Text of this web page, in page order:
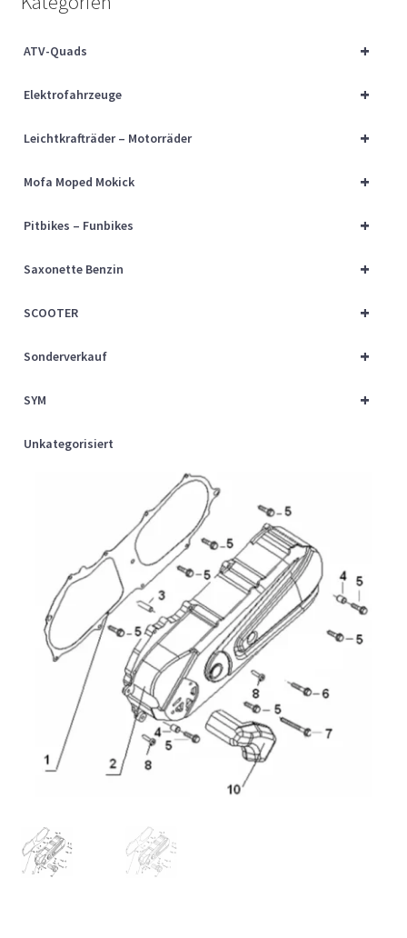
Über uns
+
ATV-Quads
+
Elektrofahrzeuge
+
Leichtkrafträder – Motorräder
+
Mofa Moped Mokick
+
Pitbikes – Funbikes
+
Saxonette Benzin
+
SCOOTER
+
Sonderverkauf
+
SYM
Unkategorisiert